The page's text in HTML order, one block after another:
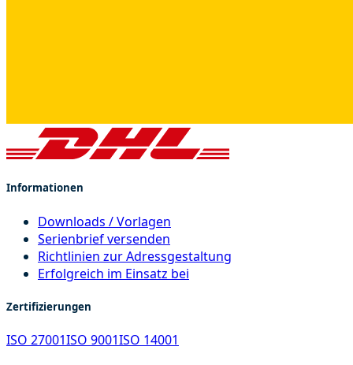
Informationen
Downloads / Vorlagen
Serienbrief versenden
Richtlinien zur Adressgestaltung
Erfolgreich im Einsatz bei
Zertifizierungen
ISO 27001ISO 9001ISO 14001